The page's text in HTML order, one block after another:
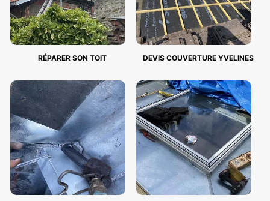
RÉPARER SON TOIT DEVIS COUVERTURE YVELINES